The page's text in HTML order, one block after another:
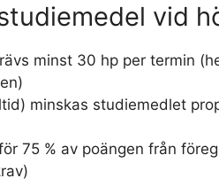
vid
minst 30 hp per termin
minskas studiemedlet
75 % av poängen från